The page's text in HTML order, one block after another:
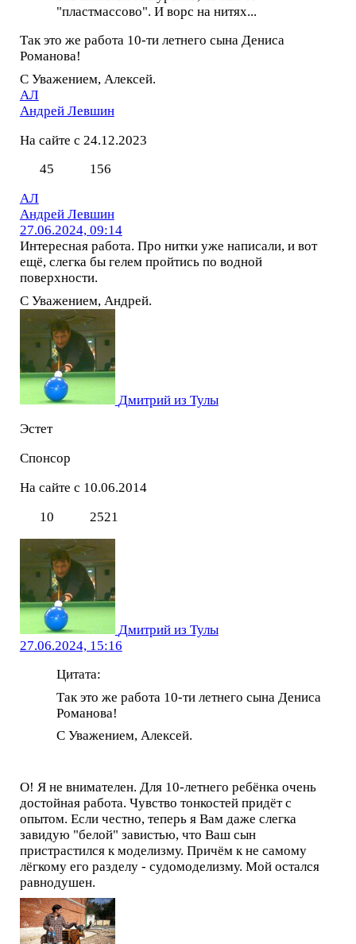
"пластмассово". И ворс на нитях...
Так это же работа 10-ти летнего сына Дениса
Романова!
С Уважением, Алексей.
АЛ
Андрей Левшин
На сайте с 24.12.2023
45
156
АЛ
Андрей Левшин
27.06.2024, 09:14
Интересная работа. Про нитки уже написали, и вот
ещё, слегка бы гелем пройтись по водной
поверхности.
С Уважением, Андрей.
Дмитрий из Тулы
Эстет
Спонсор
На сайте с 10.06.2014
10
2521
Дмитрий из Тулы
27.06.2024, 15:16
Цитата:
Так это же работа 10-ти летнего сына Дениса
Романова!
С Уважением, Алексей.
О! Я не внимателен. Для 10-летнего ребёнка очень
достойная работа. Чувство тонкостей придёт с
опытом. Если честно, теперь я Вам даже слегка
завидую "белой" завистью, что Ваш сын
пристрастился к моделизму. Причём к не самому
лёгкому его разделу - судомоделизму. Мой остался
равнодушен.